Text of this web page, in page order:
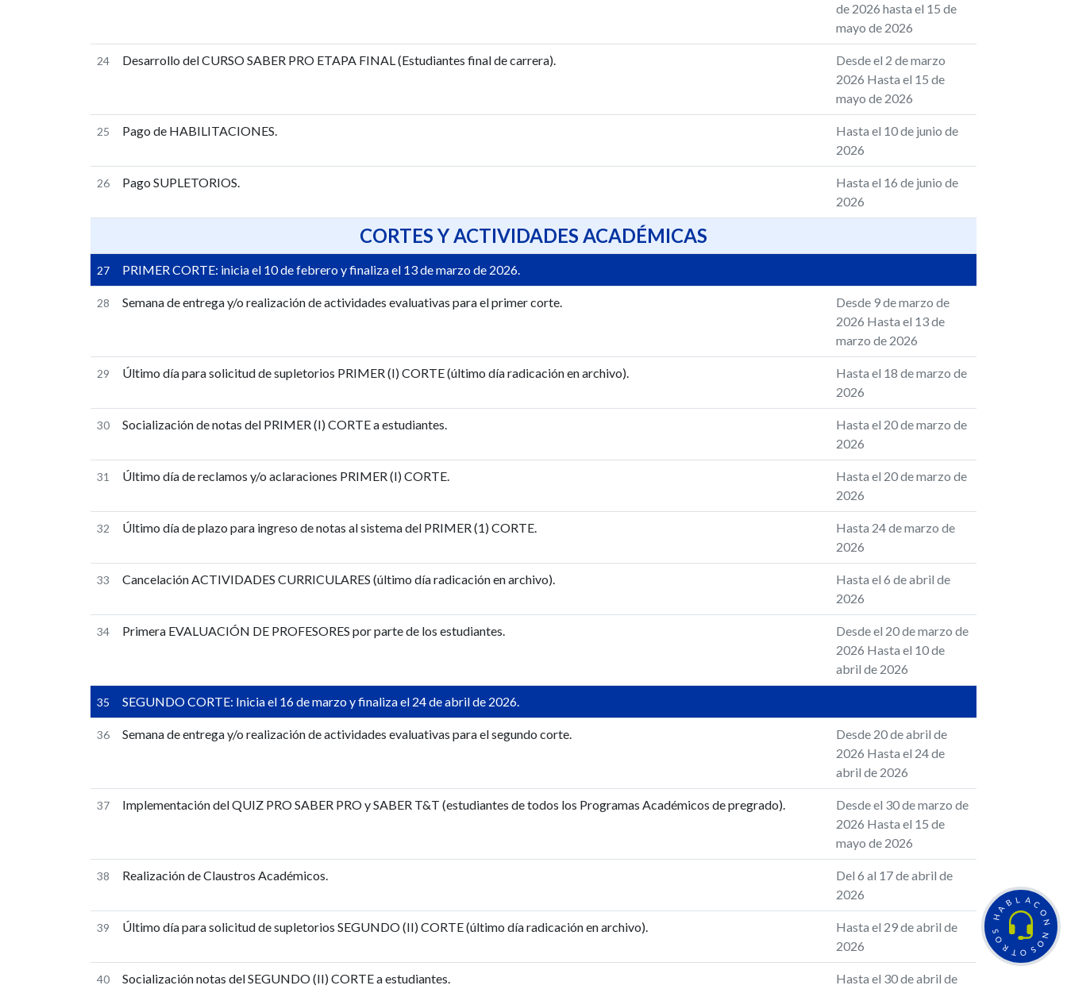
H
A
B L A C
O
N
N
O
S
O
T
R
O
S
de 2026 hasta el 15 de
mayo de 2026
24 Desarrollo del CURSO SABER PRO ETAPA FINAL (Estudiantes final de carrera).
Desde el 2 de marzo
2026 Hasta el 15 de
mayo de 2026
25 Pago de HABILITACIONES.
Hasta el 10 de junio de
2026
26 Pago SUPLETORIOS.
Hasta el 16 de junio de
2026
CORTES Y ACTIVIDADES ACADÉMICAS
27 PRIMER CORTE: inicia el 10 de febrero y finaliza el 13 de marzo de 2026.
28 Semana de entrega y/o realización de actividades evaluativas para el primer corte.
Desde 9 de marzo de
2026 Hasta el 13 de
marzo de 2026
29 Último día para solicitud de supletorios PRIMER (I) CORTE (último día radicación en archivo).
Hasta el 18 de marzo de
2026
30 Socialización de notas del PRIMER (I) CORTE a estudiantes.
Hasta el 20 de marzo de
2026
31 Último día de reclamos y/o aclaraciones PRIMER (I) CORTE.
Hasta el 20 de marzo de
2026
32 Último día de plazo para ingreso de notas al sistema del PRIMER (1) CORTE.
Hasta 24 de marzo de
2026
33 Cancelación ACTIVIDADES CURRICULARES (último día radicación en archivo).
Hasta el 6 de abril de
2026
34 Primera EVALUACIÓN DE PROFESORES por parte de los estudiantes.
Desde el 20 de marzo de
2026 Hasta el 10 de
abril de 2026
35 SEGUNDO CORTE: Inicia el 16 de marzo y finaliza el 24 de abril de 2026.
36 Semana de entrega y/o realización de actividades evaluativas para el segundo corte.
Desde 20 de abril de
2026 Hasta el 24 de
abril de 2026
37 Implementación del QUIZ PRO SABER PRO y SABER T&T (estudiantes de todos los Programas Académicos de pregrado).
Desde el 30 de marzo de
2026 Hasta el 15 de
mayo de 2026
38 Realización de Claustros Académicos.
Del 6 al 17 de abril de
2026
39 Último día para solicitud de supletorios SEGUNDO (II) CORTE (último día radicación en archivo).
Hasta el 29 de abril de
2026
40 Socialización notas del SEGUNDO (II) CORTE a estudiantes.
Hasta el 30 de abril de